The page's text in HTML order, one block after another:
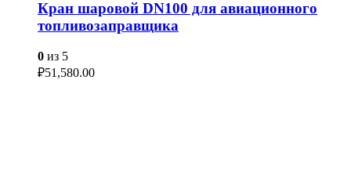
Кран шаровой DN100 для авиационного
топливозаправщика
0 из 5
₽51,580.00